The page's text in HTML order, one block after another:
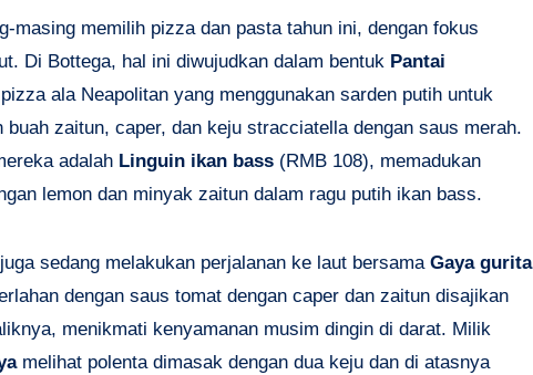
masing memilih pizza dan pasta tahun ini, dengan fokus
Di Bottega, hal ini diwujudkan dalam bentuk Pantai
ala Neapolitan yang menggunakan sarden putih untuk
buah zaitun, caper, dan keju stracciatella dengan saus merah.
adalah Linguin ikan bass (RMB 108), memadukan
lemon dan minyak zaitun dalam ragu putih ikan bass.
sedang melakukan perjalanan ke laut bersama Gaya gurita
dengan saus tomat dengan caper dan zaitun disajikan
menikmati kenyamanan musim dingin di darat. Milik
melihat polenta dimasak dengan dua keju dan di atasnya